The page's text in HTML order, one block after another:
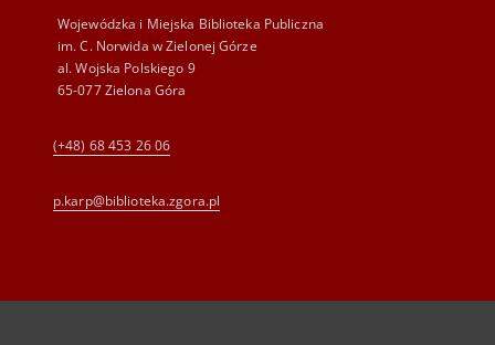
Wojewódzka i Miejska Biblioteka Publiczna
im. C. Norwida w Zielonej Górze
al. Wojska Polskiego 9
65-077 Zielona Góra
(+48) 68 453 26 06
p.karp@biblioteka.zgora.pl